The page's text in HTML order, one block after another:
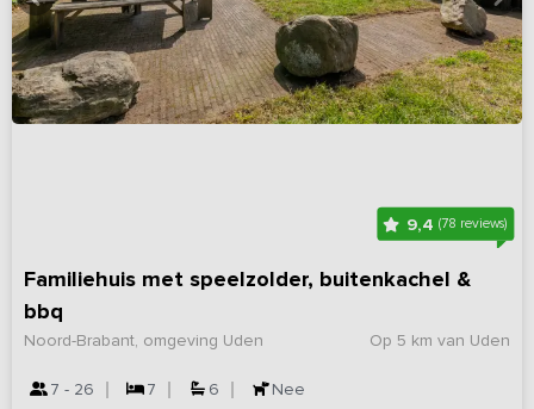
9,4 (78 reviews)
Familiehuis met speelzolder, buitenkachel &
bbq
Op 5 km van Uden
Noord-Brabant, omgeving Uden
7 - 26 7 6 Nee